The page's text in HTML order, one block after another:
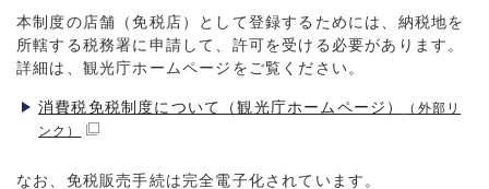
本制度の店舗（免税店）として登録するためには、納税地を
所轄する税務署に申請して、許可を受ける必要があります。
詳細は、観光庁ホームページをご覧ください。
消費税免税制度について（観光庁ホームページ）
（外部リ
ンク）
なお、免税販売手続は完全電子化されています。